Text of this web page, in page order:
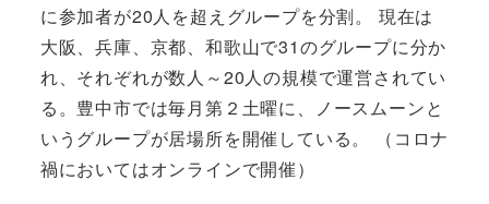
に参加者が20人を超えグループを分割。 現在は
大阪、兵庫、京都、和歌山で31のグループに分か
れ、それぞれが数人～20人の規模で運営されてい
る。豊中市では毎月第２土曜に、ノースムーンと
いうグループが居場所を開催している。 （コロナ
禍においてはオンラインで開催）